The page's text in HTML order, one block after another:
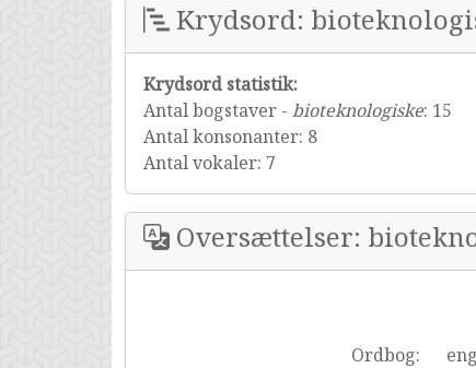
Krydsord:
Krydsord statistik:
Antal bogstaver - bioteknologiske: 15
Antal konsonanter: 8
Antal vokaler: 7
Oversættelser:
Ordbog: